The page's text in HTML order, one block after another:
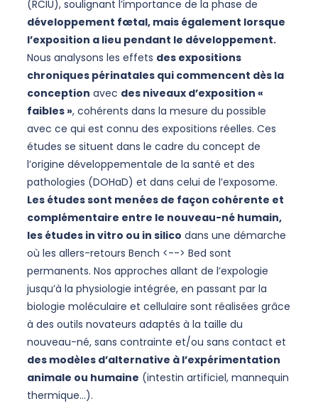
(RCIU), soulignant l’importance de la phase de
développement fœtal, mais également lorsque
l’exposition a lieu pendant le développement.
Nous analysons les effets des expositions
chroniques périnatales qui commencent dès la
conception avec des niveaux d’exposition «
faibles », cohérents dans la mesure du possible
avec ce qui est connu des expositions réelles. Ces
études se situent dans le cadre du concept de
l’origine développementale de la santé et des
pathologies (DOHaD) et dans celui de l’exposome.
Les études sont menées de façon cohérente et
complémentaire entre le nouveau-né humain,
les études in vitro ou in silico dans une démarche
où les allers-retours Bench <--> Bed sont
permanents. Nos approches allant de l’expologie
jusqu’à la physiologie intégrée, en passant par la
biologie moléculaire et cellulaire sont réalisées grâce
à des outils novateurs adaptés à la taille du
nouveau-né, sans contrainte et/ou sans contact et
des modèles d’alternative à l’expérimentation
animale ou humaine (intestin artificiel, mannequin
thermique…).